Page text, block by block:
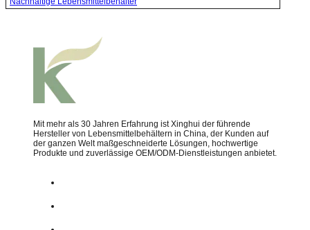
Mit mehr als 30 Jahren Erfahrung ist Xinghui der führende
Hersteller von Lebensmittelbehältern in China, der Kunden auf
der ganzen Welt maßgeschneiderte Lösungen, hochwertige
Produkte und zuverlässige OEM/ODM-Dienstleistungen anbietet.